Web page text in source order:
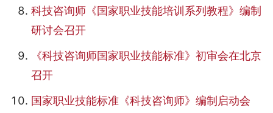
科技咨询师《国家职业技能培训系列教程》编制
研讨会召开
《科技咨询师国家职业技能标准》初审会在北京
召开
国家职业技能标准《科技咨询师》编制启动会